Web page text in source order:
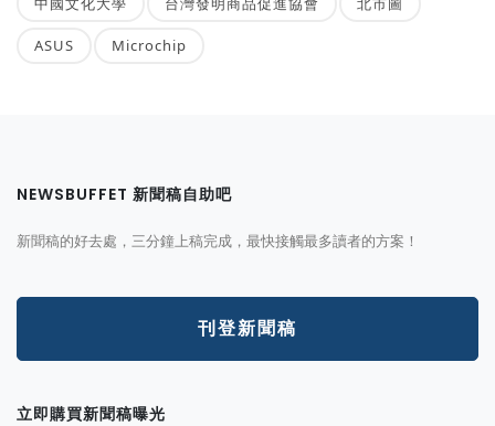
ASUS Microchip
NEWSBUFFET 新聞稿自助吧
新聞稿的好去處，三分鐘上稿完成，最快接觸最多讀者的方案！
刊登新聞稿
立即購買新聞稿曝光